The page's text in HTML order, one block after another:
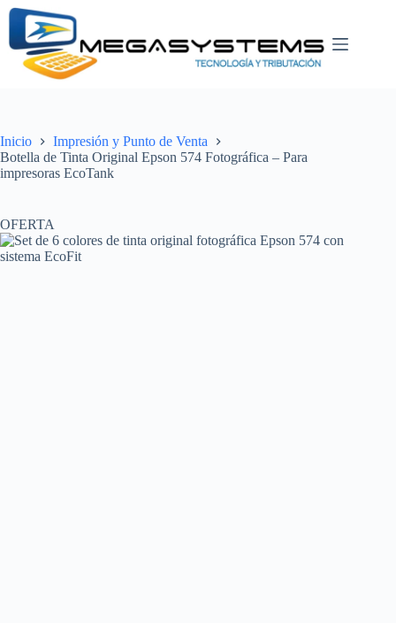
Saltar
contenido
Inicio
Impresión y Punto de Venta
Botella de Tinta Original Epson 574 Fotográfica – Para
impresoras EcoTank
OFERTA